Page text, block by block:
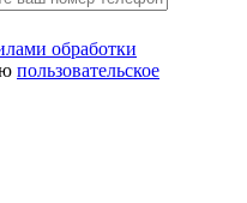
обработки
пользовательское